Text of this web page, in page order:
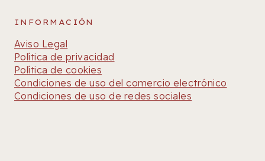
INFORMACIÓN
Aviso Legal
Política de privacidad
Política de cookies
Condiciones de uso del comercio electrónico
Condiciones de uso de redes sociales